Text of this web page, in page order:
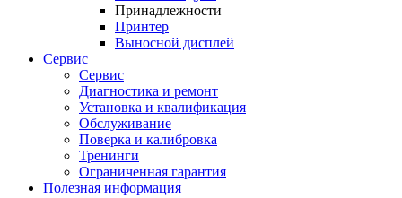
Принадлежности
Принтер
Выносной дисплей
Сервис
Сервис
Диагностика и ремонт
Установка и квалификация
Обслуживание
Поверка и калибровка
Тренинги
Ограниченная гарантия
Полезная информация